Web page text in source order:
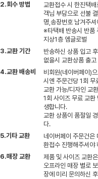
2.회수 방법
교환접수 시 한진택
객님 부담으로 선불
명,송장번호 남겨주
※타택배 반송시 반품
지상1층 엠글로벌
3.교환 기간
반송하신 상품 입고
없을시 교환상품 출
4.교환 배송비
비회원(네이버페이)
시엔 주문건당 1회 무
교환 가능/디자인 교
1회 사이즈 무료 교
생합니다.
교환 상품이 품절일
다.
5.기타 교환
네이버페이 주문건은
환접수 진행해주셔야
6.매장 교환
제품 및 사이즈 교환
오프라인 매장 별로
장에 미리 문의하신